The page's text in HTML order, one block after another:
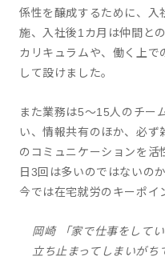
係性を醸成するために、入
施、入社後1カ月は仲間と
カリキュラムや、働く上で
して設けました。
また業務は5〜15人のチー
い、情報共有のほか、必
のコミュニケーションを活
日3回は多いのではないの
今では在宅就労のキーポイ
岡崎 「家で仕事をして
立ち止まってしまいが